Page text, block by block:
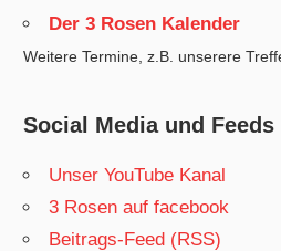
Der 3 Rosen Kalender
Weitere Termine, z.B. unserere
Social Media und Feeds
Unser YouTube Kanal
3 Rosen auf facebook
Beitrags-Feed (RSS)